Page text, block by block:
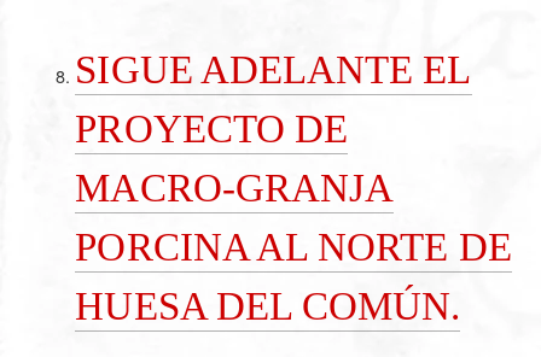
SIGUE ADELANTE EL
PROYECTO DE
MACRO-GRANJA
PORCINA AL NORTE DE
HUESA DEL COMÚN.